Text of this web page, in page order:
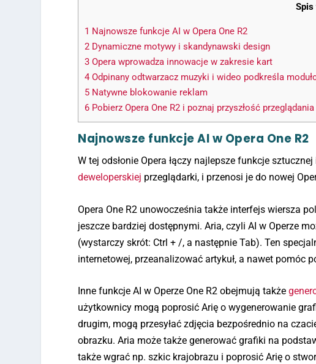
1 Najnowsze funkcje AI w Opera One R2
2 Dynamiczne motywy i skandynawski design
3 Opera wprowadza innowacje w zakresie kart
4 Odpinany odtwarzacz muzyki i wideo podkreśla
5 Natywne blokowanie reklam
6 Pobierz Opera One R2 i poznaj przyszłość przeglądania
Najnowsze funkcje AI w Opera One R2
W tej odsłonie Opera łączy najlepsze funkcje
deweloperskiej przeglądarki, i przenosi je do nowej
Opera One R2 unowocześnia także interfejs wiersza
jeszcze bardziej dostępnymi. Aria, czyli AI w Operze
(wystarczy skrót: Ctrl + /, a następnie Tab). Ten
internetowej, przeanalizować artykuł, a nawet pomóc
Inne funkcje AI w Operze One R2 obejmują także
użytkownicy mogą poprosić Arię o wygenerowanie
drugim, mogą przesyłać zdjęcia bezpośrednio na
obrazku. Aria może także generować grafiki na
także wgrać np. szkic krajobrazu i poprosić Arię o